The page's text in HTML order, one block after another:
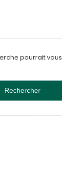
pourrait vous